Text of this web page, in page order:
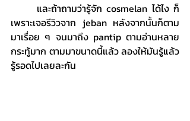
เพราะเจอรีวิวจาก jeban หลังจากนั้นก็ตาม
มาเรื่อย ๆ จนมาถึง pantip ตามอ่านหลาย
กระทู้มาก ตามมาขนาดนี้แล้ว ลองให้มันรู้แล้ว
รู้รอดไปเลยละกัน